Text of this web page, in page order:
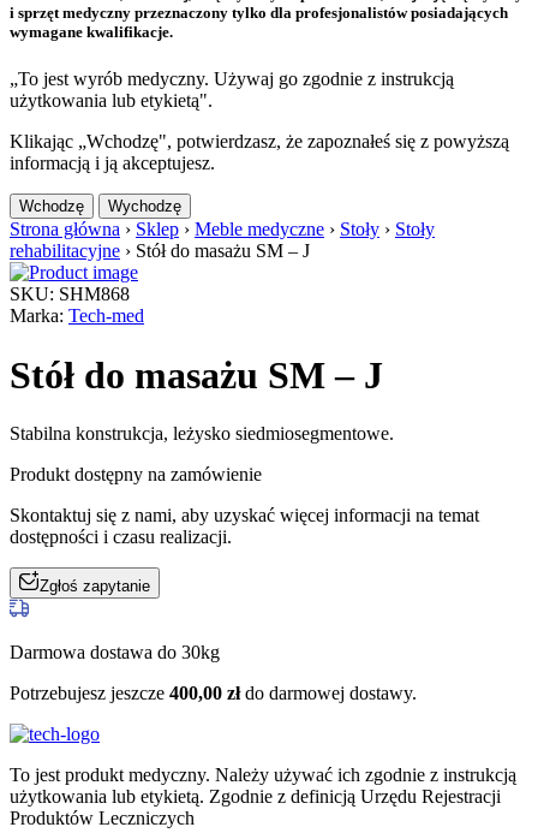
i sprzęt medyczny przeznaczony tylko dla profesjonalistów posiadających
wymagane kwalifikacje.
„To jest wyrób medyczny. Używaj go zgodnie z instrukcją
użytkowania lub etykietą".
Klikając „Wchodzę", potwierdzasz, że zapoznałeś się z powyższą
informacją i ją akceptujesz.
Wchodzę Wychodzę
Strona główna › Sklep › Meble medyczne › Stoły › Stoły
rehabilitacyjne › Stół do masażu SM – J
SKU: SHM868
Marka: Tech-med
Stół do masażu SM – J
Stabilna konstrukcja, leżysko siedmiosegmentowe.
Produkt dostępny na zamówienie
Skontaktuj się z nami, aby uzyskać więcej informacji na temat
dostępności i czasu realizacji.
Zgłoś zapytanie
Darmowa dostawa do 30kg
Potrzebujesz jeszcze 400,00 złdo darmowej dostawy.
To jest produkt medyczny. Należy używać ich zgodnie z instrukcją
użytkowania lub etykietą. Zgodnie z definicją Urzędu Rejestracji
Produktów Leczniczych